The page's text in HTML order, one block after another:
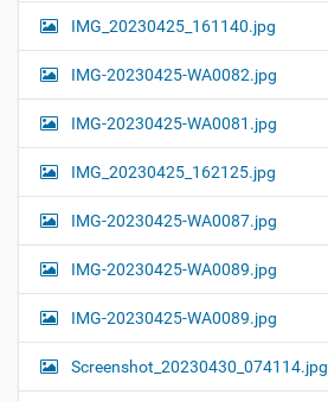
IMG_20230425_161140.jpg
IMG-20230425-WA0082.jpg
IMG-20230425-WA0081.jpg
IMG_20230425_162125.jpg
IMG-20230425-WA0087.jpg
IMG-20230425-WA0089.jpg
IMG-20230425-WA0089.jpg
Screenshot_20230430_074114.jpg